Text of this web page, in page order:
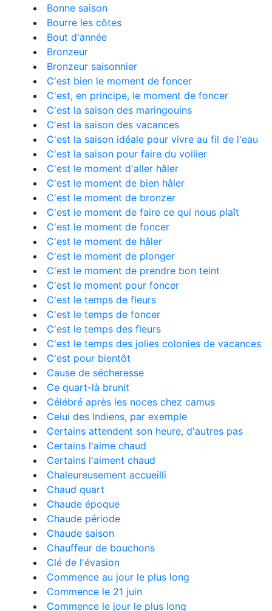
Bonne saison
Bourre les côtes
Bout d'année
Bronzeur
Bronzeur saisonnier
C'est bien le moment de foncer
C'est, en principe, le moment de foncer
C'est la saison des maringouins
C'est la saison des vacances
C'est la saison idéale pour vivre au fil de l'eau
C'est la saison pour faire du voilier
C'est le moment d'aller hâler
C'est le moment de bien hâler
C'est le moment de bronzer
C'est le moment de faire ce qui nous plaît
C'est le moment de foncer
C'est le moment de hâler
C'est le moment de plonger
C'est le moment de prendre bon teint
C'est le moment pour foncer
C'est le temps de fleurs
C'est le temps de foncer
C'est le temps des fleurs
C'est le temps des jolies colonies de vacances
C'est pour bientôt
Cause de sécheresse
Ce quart-là brunit
Célébré après les noces chez camus
Celui des Indiens, par exemple
Certains attendent son heure, d'autres pas
Certains l'aime chaud
Certains l'aiment chaud
Chaleureusement accueilli
Chaud quart
Chaude époque
Chaude période
Chaude saison
Chauffeur de bouchons
Clé de l'évasion
Commence au jour le plus long
Commence le 21 juin
Commence le jour le plus long